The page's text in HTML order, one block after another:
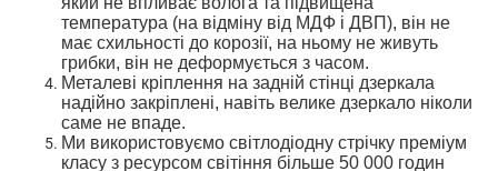
температура (на відміну від МДФ і ДВП), він не
має схильності до корозії, на ньому не живуть
грибки, він не деформується з часом.
Металеві кріплення на задній стінці дзеркала
надійно закріплені, навіть велике дзеркало ніколи
саме не впаде.
Ми використовуємо світлодіодну стрічку преміум
класу з ресурсом світіння більше 50 000 годин